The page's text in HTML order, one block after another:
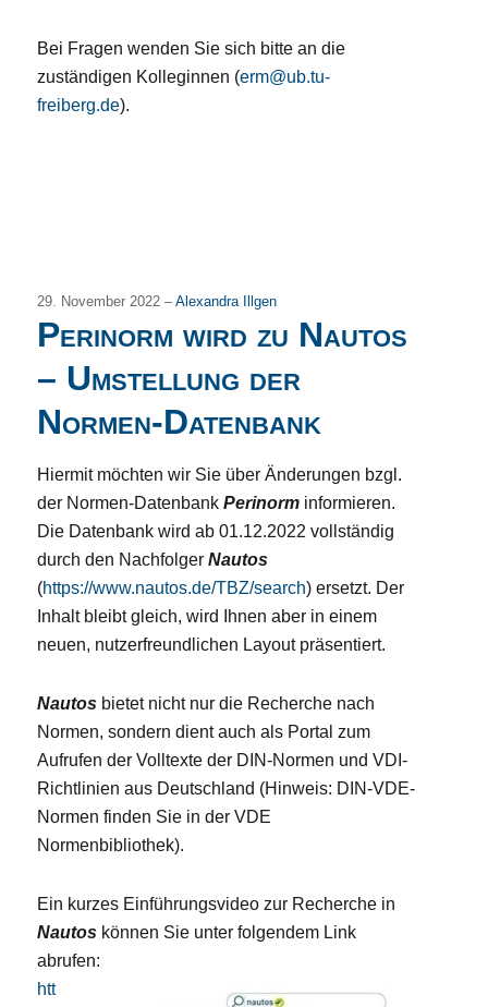
Bei Fragen wenden Sie sich bitte an die
zuständigen Kolleginnen (erm@ub.tu-
freiberg.de).
29. November 2022 –Alexandra Illgen
Perinorm wird zu Nautos
– Umstellung der
Normen-Datenbank
Hiermit möchten wir Sie über Änderungen bzgl.
der Normen-DatenbankPerinorm informieren.
Die Datenbank wird ab 01.12.2022 vollständig
durch den NachfolgerNautos
(https://www.nautos.de/TBZ/search) ersetzt. Der
Inhalt bleibt gleich, wird Ihnen aber in einem
neuen, nutzerfreundlichen Layout präsentiert.
Nautos bietet nicht nur die Recherche nach
Normen, sondern dient auch als Portal zum
Aufrufen der Volltexte der DIN-Normen und VDI-
Richtlinien aus Deutschland (Hinweis: DIN-VDE-
Normen finden Sie in der VDE
Normenbibliothek).
Ein kurzes Einführungsvideo zur Recherche in
Nautos können Sie unter folgendem Link
abrufen:
htt